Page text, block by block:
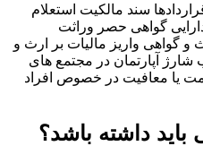
سند مالکیت استعلام
گواهی حصر وراثت
واریز مالیات بر ارث و
آپارتمان در مجتمع های
یا معافیت در خصوص افراد
داشته باشد؟